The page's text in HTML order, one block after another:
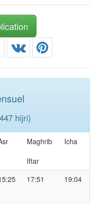
hijri)
Maghrib
Iftar
Icha
17:51 19:04